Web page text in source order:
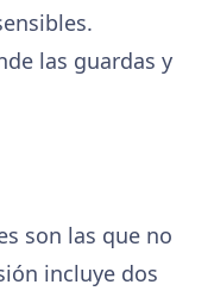
las guardas y
son las que no
incluye dos